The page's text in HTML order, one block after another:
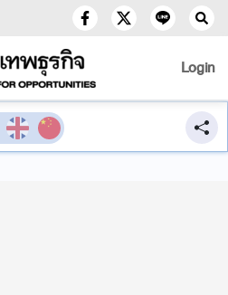
Login